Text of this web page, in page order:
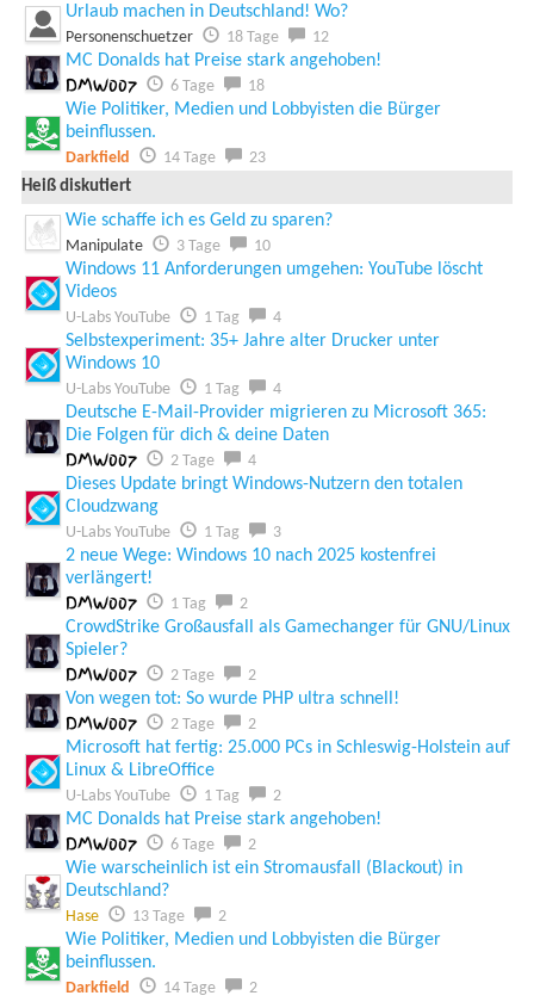
Urlaub machen in Deutschland! Wo?
Personenschuetzer 18 Tage 12
MC Donalds hat Preise stark angehoben!
DMW007 6 Tage 18
Wie Politiker, Medien und Lobbyisten die Bürger
beinflussen.
Darkfield 14 Tage
23
Heiß diskutiert
Wie schaffe ich es Geld zu sparen?
Manipulate 3 Tage 10
Windows 11 Anforderungen umgehen: YouTube löscht
Videos
U-Labs YouTube 1 Tag 4
Selbstexperiment: 35+ Jahre alter Drucker unter
Windows 10
U-Labs YouTube 1 Tag 4
Deutsche E-Mail-Provider migrieren zu Microsoft 365:
Die Folgen für dich & deine Daten
DMW007 2 Tage 4
Dieses Update bringt Windows-Nutzern den totalen
Cloudzwang
U-Labs YouTube 1 Tag 3
2 neue Wege: Windows 10 nach 2025 kostenfrei
verlängert!
DMW007 1 Tag 2
CrowdStrike Großausfall als Gamechanger für GNU/Linux
Spieler?
DMW007 2 Tage 2
Von wegen tot: So wurde PHP ultra schnell!
DMW007 2 Tage 2
Microsoft hat fertig: 25.000 PCs in Schleswig-Holstein auf
Linux & LibreOffice
U-Labs YouTube 1 Tag 2
MC Donalds hat Preise stark angehoben!
DMW007 6 Tage 2
Wie warscheinlich ist ein Stromausfall (Blackout) in
Deutschland?
Hase 13 Tage 2
Wie Politiker, Medien und Lobbyisten die Bürger
beinflussen.
Darkfield 14 Tage 2